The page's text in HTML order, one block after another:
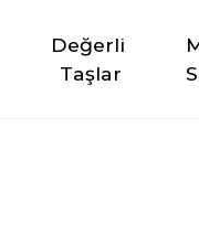
Değerli
Taşlar